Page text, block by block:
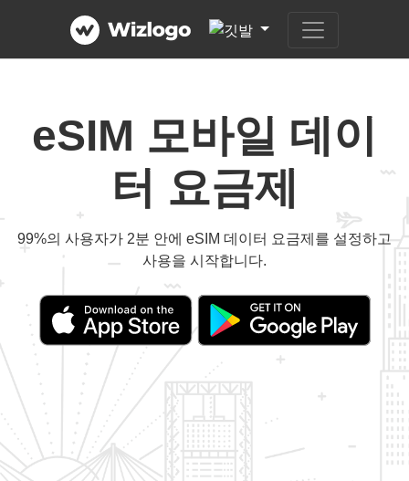
eSIM 모바일 데이
터 요금제
99%의 사용자가 2분 안에 eSIM 데이터 요금제를 설정하고
사용을 시작합니다.